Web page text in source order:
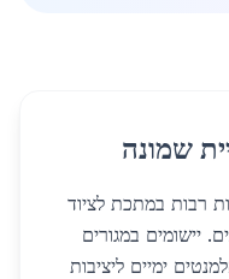
שמונה
רבות במתכת לציוד
יישומים במגורים
ימיים ליציבות